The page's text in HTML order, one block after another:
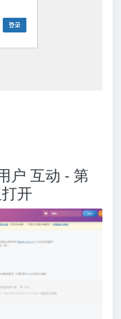
户 互动 - 第
开